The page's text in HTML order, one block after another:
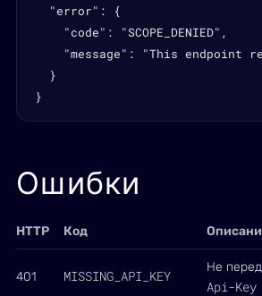
  "error": {
    "code": "SCOPE_DENIED",
"message": "This endpoint
  }
}
Ошибки
HTTP Код
401 MISSING_API_KEY
Не
Api-Key